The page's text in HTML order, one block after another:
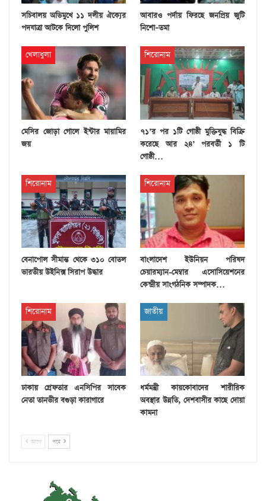
সচিবালয় অভিমুখে ১১ দলীয় ঐক্যের
পদযাত্রা আটকে দিলো পুলিশ
আবারও পর্দায় ফিরছে জনপ্রিয় জুটি
নিশো–তমা
খেলাধুলা
মেসির জোড়া গোলে ইন্টার মায়ামির
জয়
শিরোনাম
৭১’র পর ১টি গোষ্ঠী মুক্তিযুদ্ধ বিক্রি
করেছে আর ২৪’ পরবর্তী ১ টি
গোষ্ঠী…
শিরোনাম
বেনাপোল সীমান্ত থেকে ৩১০ বোতল
ভারতীয় উইনিক্স সিরাপ উদ্ধার
শিরোনাম
বাংলাদেশ ইউনিয়ন পরিষদ
চেয়ারম্যান-মেম্বার এসোসিয়েশনের
কেন্দ্রীয় সাংগঠনিক সম্পাদক…
শিরোনাম
ঢাকায় গ্রেফতার এনসিপির সাবেক
নেতা তানভীর বগুড়া কারাগারে
জাতীয়
ধর্মমন্ত্রী কায়কোবাদের শারীরিক
অবস্থার উন্নতি, দেশবাসীর কাছে দোয়া
কামনা
আগে পরে